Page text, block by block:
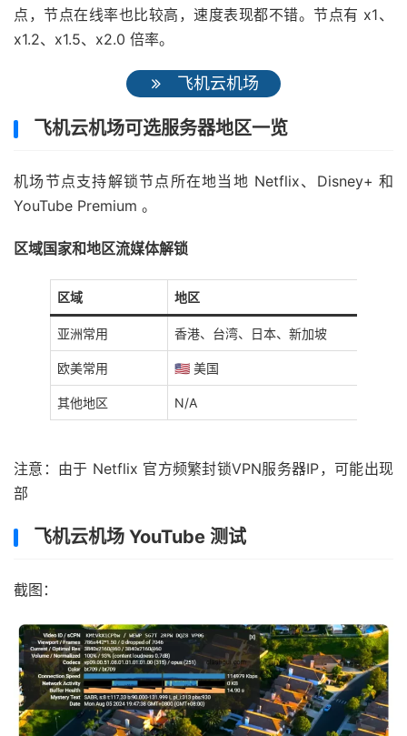
点，节点在线率也比较高，速度表现都不错。节点有 x1、
x1.2、x1.5、x2.0 倍率。
飞机云机场
飞机云机场可选服务器地区一览
机场节点支持解锁节点所在地当地 Netflix、Disney+ 和
YouTube Premium 。
区域国家和地区流媒体解锁
区域 地区
亚洲常用 香港、台湾、日本、新加坡
欧美常用 🇺🇸 美国
其他地区 N/A
注意：由于 Netflix 官方频繁封锁VPN服务器IP，可能出现
部
飞机云机场 YouTube 测试
截图：